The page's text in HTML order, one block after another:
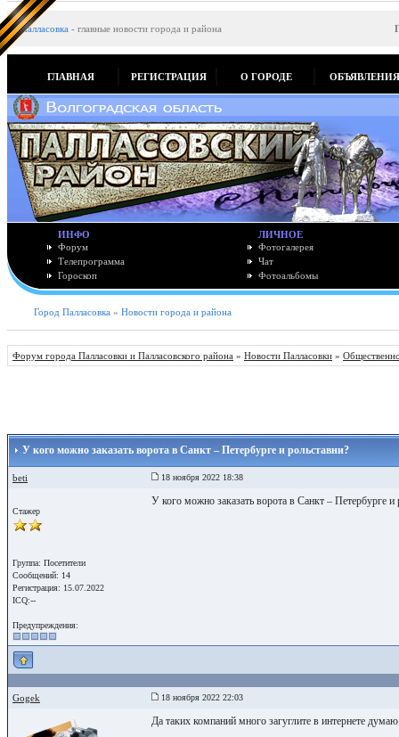
Палласовка - главные новости города и района
ГЛАВНАЯ РЕГИСТРАЦИЯ О ГОРОДЕ ОБЪЯВЛЕНИЯ
ИНФО
Форум
Телепрограмма
Гороскоп
ЛИЧНОЕ
Фотогалерея
Чат
Фотоальбомы
Город Палласовка » Новости города и района
Форум города Палласовки и Палласовского района » Новости Палласовки »
У кого можно заказать ворота в Санкт – Петербурге и рольставни?
beti 18 ноября 2022 18:38
Стажер
Группа: Посетители
Сообщений: 14
Регистрация: 15.07.2022
ICQ:--
Предупреждения:
У кого можно заказать ворота в Санкт – Петербурге и
Gogek 18 ноября 2022 22:03
Да таких компаний много загуглите в интернете